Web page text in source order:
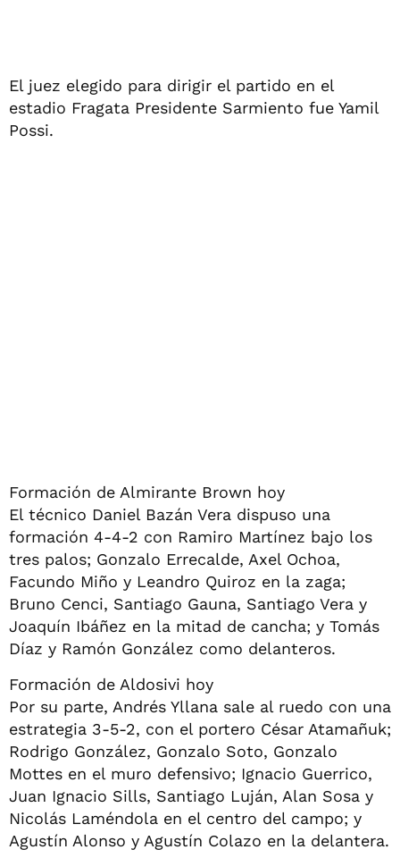
El juez elegido para dirigir el partido en el
estadio Fragata Presidente Sarmiento fue Yamil
Possi.
Formación de Almirante Brown hoy
El técnico Daniel Bazán Vera dispuso una
formación 4-4-2 con Ramiro Martínez bajo los
tres palos; Gonzalo Errecalde, Axel Ochoa,
Facundo Miño y Leandro Quiroz en la zaga;
Bruno Cenci, Santiago Gauna, Santiago Vera y
Joaquín Ibáñez en la mitad de cancha; y Tomás
Díaz y Ramón González como delanteros.
Formación de Aldosivi hoy
Por su parte, Andrés Yllana sale al ruedo con una
estrategia 3-5-2, con el portero César Atamañuk;
Rodrigo González, Gonzalo Soto, Gonzalo
Mottes en el muro defensivo; Ignacio Guerrico,
Juan Ignacio Sills, Santiago Luján, Alan Sosa y
Nicolás Laméndola en el centro del campo; y
Agustín Alonso y Agustín Colazo en la delantera.